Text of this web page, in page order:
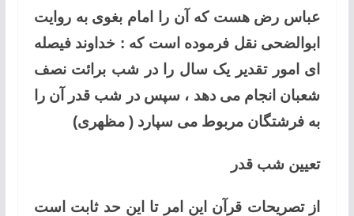
عباس رض هست که آن را امام بغوی به روایت
ابوالضحی نقل فرموده است که : خداوند فیصله
ای امور تقدیر یک سال را در شب برائت نصف
شعبان انجام می دهد ، سپس در شب قدر آن را
به فرشتگان مربوط می سپارد ( مظهری)
تعیین شب قدر
از تصریحات قرآن این امر تا این حد ثابت است